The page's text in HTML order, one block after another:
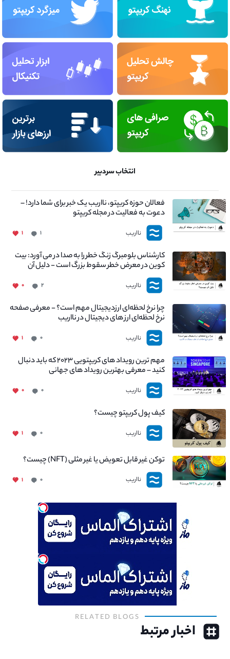
انتخاب سردبیر
فعالان حوزه کریپتو، نااریب یک خبر برای شما دارد! –
دعوت به فعالیت در مجله کریپتو
نااریب ۱ ۱
کارشناس بلومبرگ زنگ خطر را به صدا در می آورد: بیت
کوین در معرض خطر سقوط بزرگ است - دلیل آن
چیست؟
نااریب ۲ ۰
چرا نرخ لحظه‌ای ارزدیجیتال مهم است؟ - معرفی صفحه
نرخ لحظه‌ای ارز های دیجیتال در نااریب
نااریب ۰ ۱
مهم ترین رویداد های کریپتویی ۲۰۲۳ که باید دنبال
کنید – معرفی بهترین رویداد های جهانی
نااریب ۰ ۰
کیف پول کریپتو چیست؟
نااریب ۰ ۱
توکن غیر قابل تعویض یا غیر مثلی (NFT) چیست؟
نااریب ۰ ۱
RELATED BLOGS
اخبار مرتبط